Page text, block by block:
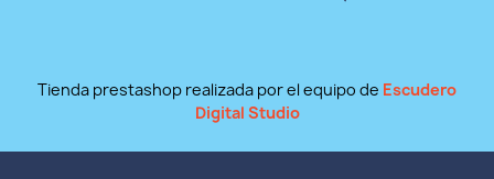
Tienda prestashop realizada por el equipo de Escudero
Digital Studio